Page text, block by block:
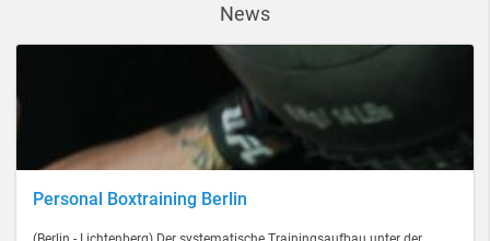
News
Personal Boxtraining Berlin